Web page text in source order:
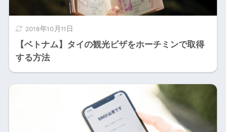
2018年10月11日
【ベトナム】タイの観光ビザをホーチミンで取得
する方法